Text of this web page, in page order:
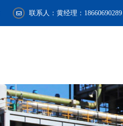
联系人：黄经理：18660690289